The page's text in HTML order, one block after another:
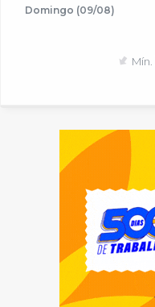
Domingo (09/08)
Mín.